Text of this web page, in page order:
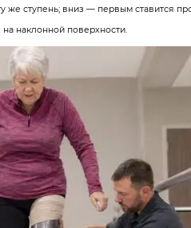
ступень; вниз — первым ставится
наклонной поверхности.